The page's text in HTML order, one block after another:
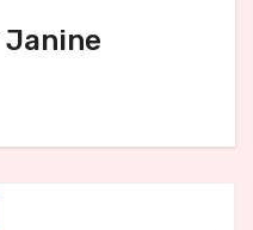
Janine